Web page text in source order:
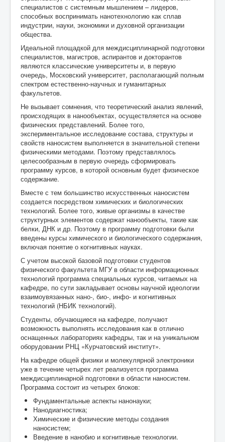
специалистов с системным мышлением – лидеров,
способных воспринимать нанотехнологию как сплав
индустрии, науки, экономики и духовной организации
общества.
Идеальной площадкой для междисциплинарной подготовки
специалистов, магистров, аспирантов и докторантов
являются классические университеты и, в первую
очередь, Московский университет, располагающий полным
спектром естественно-научных и гуманитарных
факультетов.
Не вызывает сомнения, что теоретический анализ явлений,
происходящих в нанообъектах, осуществляется на основе
физических представлений. Более того,
экспериментальное исследование состава, структуры и
свойств наносистем выполняется в значительной степени
физическими методами. Поэтому представлялось
целесообразным в первую очередь сформировать
программу курсов, в которой основным будет физическое
содержание.
Вместе с тем большинство искусственных наносистем
создается посредством химических и биологических
технологий. Более того, живые организмы в качестве
структурных элементов содержат нанообъекты, такие как
белки, ДНК и др. Поэтому в программу подготовки были
введены курсы химического и биологического содержания,
включая понятие о когнитивных науках.
С учетом высокой базовой подготовки студентов
физического факультета МГУ в области информационных
технологий программа специальных курсов, читаемых на
кафедре, по сути закладывает основы научной идеологии
взаимоувязанных нано-, био-, инфо- и когнитивных
технологий (НБИК технологий).
Студенты, обучающиеся на кафедре, получают
возможность выполнять исследования как в отлично
оснащенных лабораториях кафедры, так и на уникальном
оборудовании РНЦ «Курчатовский институт».
На кафедре общей физики и молекулярной электроники
уже в течение четырех лет реализуется программа
междисциплинарной подготовки в области наносистем.
Программа состоит из четырех блоков:
Фундаментальные аспекты нанонауки;
Нанодиагностика;
Химические и физические методы создания
наносистем;
Введение в нанобио и когнитивные технологии.